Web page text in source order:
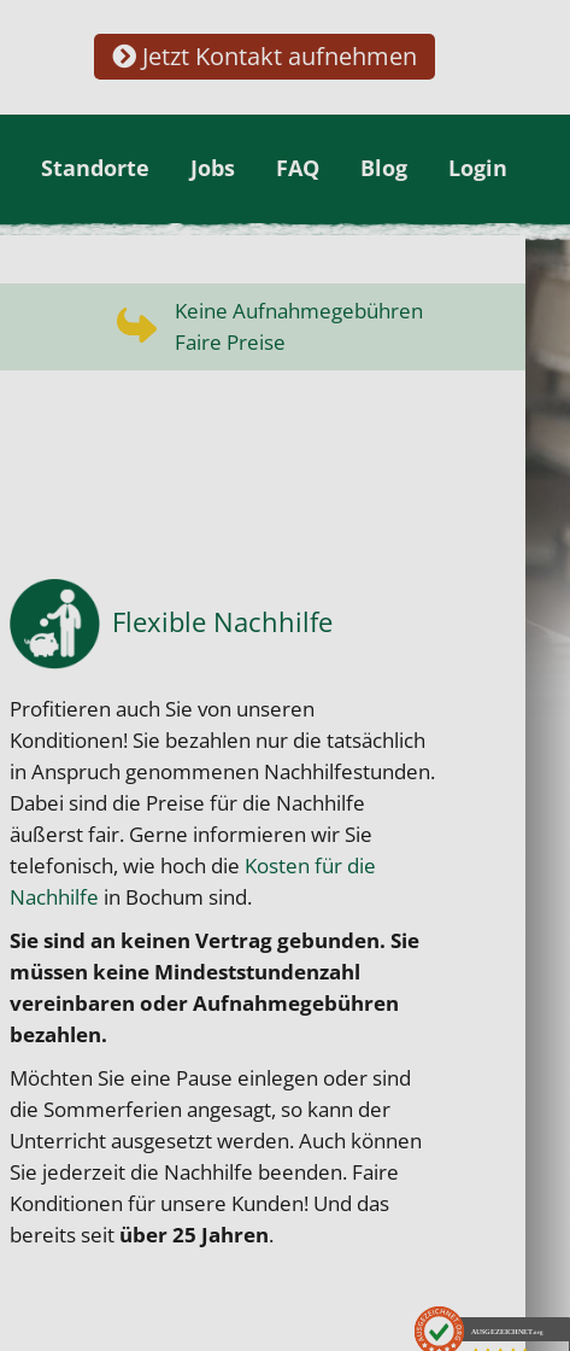
Jetzt Kontakt aufnehmen
Standorte Jobs FAQ Blog Login
Keine Aufnahmegebühren
Faire Preise
Flexible Nachhilfe
Profitieren auch Sie von unseren
Konditionen! Sie bezahlen nur die tatsächlich
in Anspruch genommenen Nachhilfestunden.
Dabei sind die Preise für die Nachhilfe
äußerst fair. Gerne informieren wir Sie
telefonisch, wie hoch die Kosten für die
Nachhilfe in Bochum sind.
Sie sind an keinen Vertrag gebunden. Sie
müssen keine Mindeststundenzahl
vereinbaren oder Aufnahmegebühren
bezahlen.
Möchten Sie eine Pause einlegen oder sind
die Sommerferien angesagt, so kann der
Unterricht ausgesetzt werden. Auch können
Sie jederzeit die Nachhilfe beenden. Faire
Konditionen für unsere Kunden! Und das
bereits seit über 25 Jahren.
AUSGEZEICHNET.org